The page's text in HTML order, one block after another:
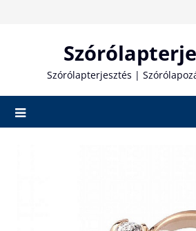
Szórólapterjesztés |